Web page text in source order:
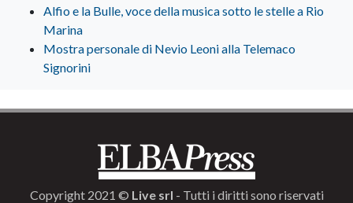
Alfio e la Bulle, voce della musica sotto le stelle a Rio
Marina
Mostra personale di Nevio Leoni alla Telemaco
Signorini
Copyright 2021 © Live srl - Tutti i diritti sono riservati